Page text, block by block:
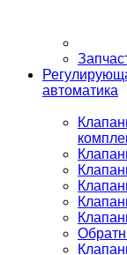
автоматика